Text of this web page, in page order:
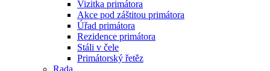
Vizitka primátora
Akce pod záštitou primátora
Úřad primátora
Rezidence primátora
Stáli v čele
Primátorský řetěz
Rada